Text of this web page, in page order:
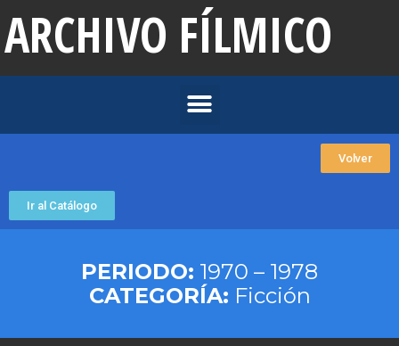
ARCHIVO FÍLMICO
Volver
Ir al Catálogo
PERIODO: 1970 – 1978
CATEGORÍA: Ficción